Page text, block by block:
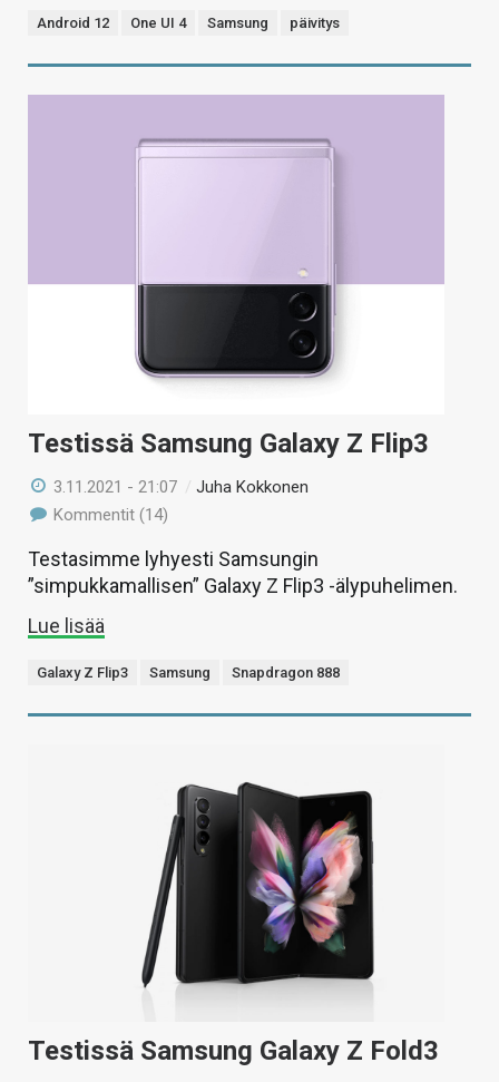
Android 12 One UI 4 Samsung päivitys
Testissä Samsung Galaxy Z Flip3
3.11.2021 - 21:07 /Juha Kokkonen
Kommentit (14)
Testasimme lyhyesti Samsungin
”simpukkamallisen” Galaxy Z Flip3 -älypuhelimen.
Lue lisää
Galaxy Z Flip3 Samsung Snapdragon 888
Testissä Samsung Galaxy Z Fold3